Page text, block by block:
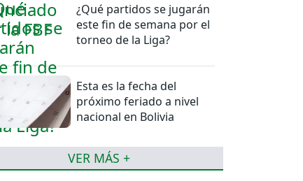
¿Qué partidos se jugarán
este fin de semana por el
torneo de la Liga?
Esta es la fecha del
próximo feriado a nivel
nacional en Bolivia
VER MÁS +